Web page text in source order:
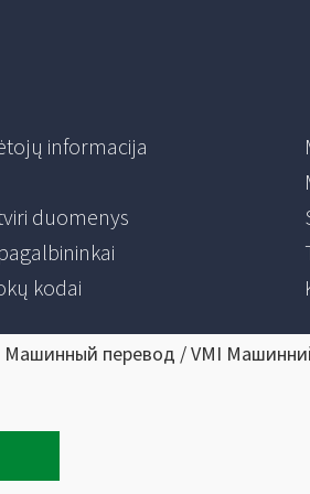
informacija
duomenys
kodai
Машинный перевод / VMI